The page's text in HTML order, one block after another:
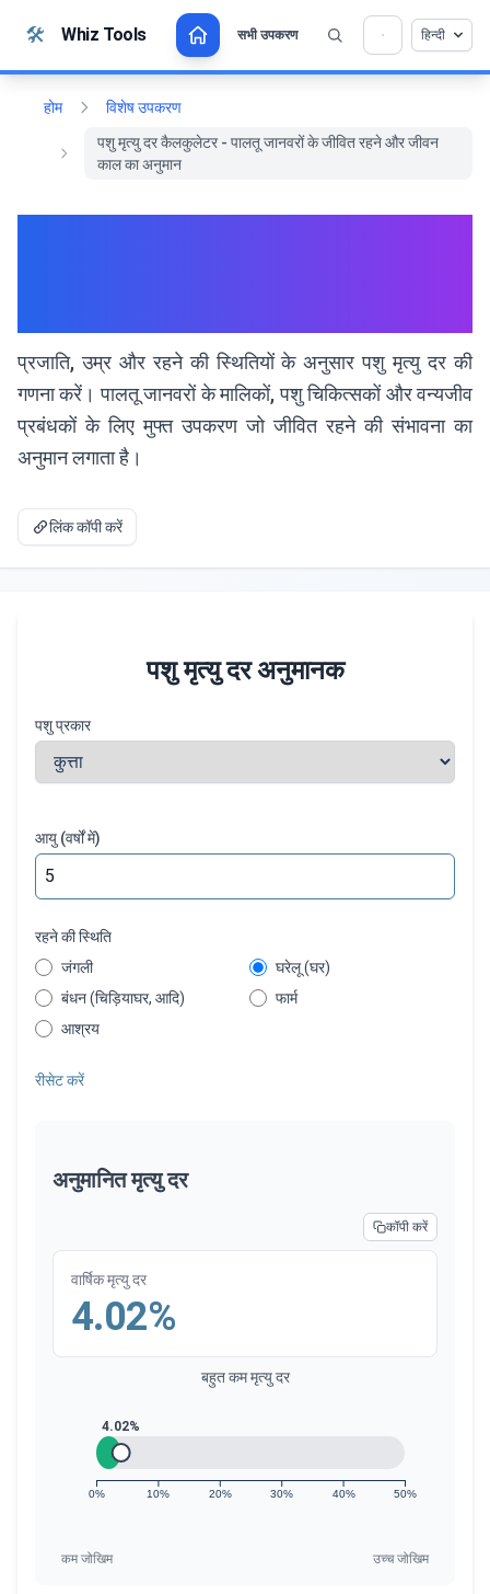
🛠️ Whiz Tools सभी उपकरण हिन्दी
होम
विशेष उपकरण
पशु मृत्यु दर कैलकुलेटर - पालतू जानवरों के जीवित रहने और जीवन
काल का अनुमान
प्रजाति, उम्र और रहने की स्थितियों के अनुसार पशु मृत्यु दर की
गणना करें। पालतू जानवरों के मालिकों, पशु चिकित्सकों और वन्यजीव
प्रबंधकों के लिए मुफ्त उपकरण जो जीवित रहने की संभावना का
अनुमान लगाता है।
लिंक कॉपी करें
पशु मृत्यु दर अनुमानक
पशु प्रकार
आयु (वर्षों में)
रहने की स्थिति
जंगली
घरेलू (घर)
बंधन (चिड़ियाघर, आदि)
फार्म
आश्रय
रीसेट करें
अनुमानित मृत्यु दर
कॉपी करें
वार्षिक मृत्यु दर
4.02%
बहुत कम मृत्यु दर
0% 10% 20% 30% 40% 50%
4.02%
कम जोखिम उच्च जोखिम
💡 क्या आप इस टूल को पसंद करते हैं? हमें इसे और बेहतर बनाने
में मदद करें!
×
खोलने के लिए क्लिक करें →